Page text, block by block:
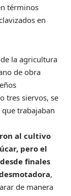
términos
en
la agricultura
de obra
tres siervos, se
trabajaban
al cultivo
pero el
finales
,
de manera